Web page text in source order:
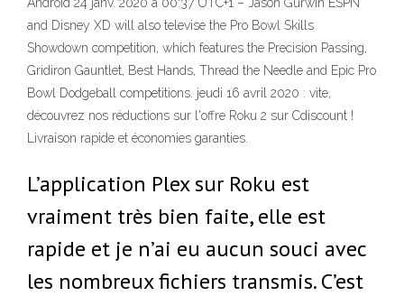
and Disney XD will also televise the Pro Bowl Skills
Showdown competition, which features the Precision Passing,
Gridiron Gauntlet, Best Hands, Thread the Needle and Epic Pro
Bowl Dodgeball competitions. jeudi 16 avril 2020 : vite,
découvrez nos réductions sur l'offre Roku 2 sur Cdiscount !
Livraison rapide et économies garanties.
L’application Plex sur Roku est
vraiment très bien faite, elle est
rapide et je n’ai eu aucun souci avec
les nombreux fichiers transmis. C’est